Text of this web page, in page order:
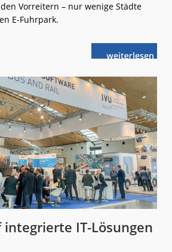
Vorreitern – nur wenige Städte
E-Fuhrpark.
weiterlese
nWiesbaden:
Mobilität
integrierte IT-Lösungen